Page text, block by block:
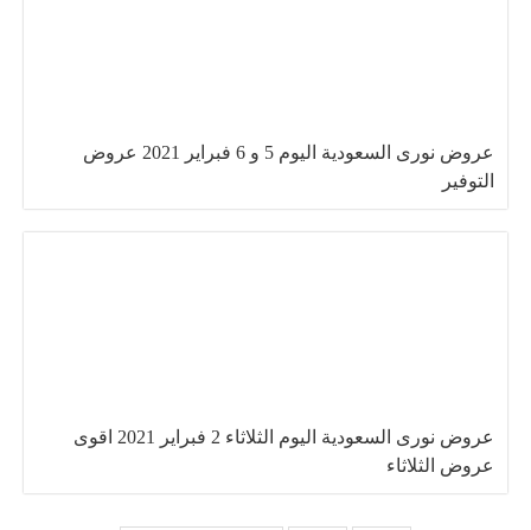
عروض نورى السعودية اليوم 5 و 6 فبراير 2021 عروض
التوفير
عروض نورى السعودية اليوم الثلاثاء 2 فبراير 2021 اقوى
عروض الثلاثاء